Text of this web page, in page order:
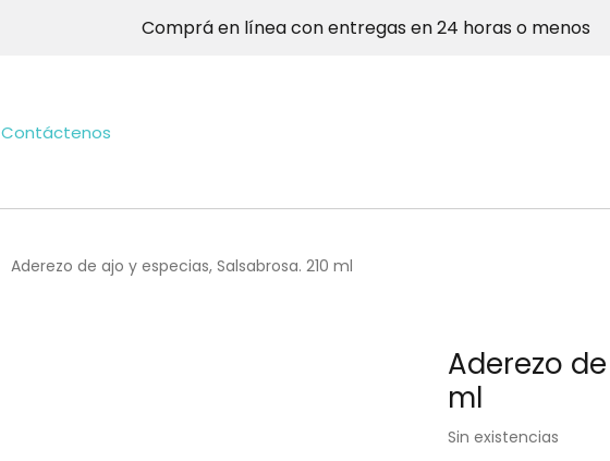
Comprá en línea con entregas en 24 horas o menos
Contáctenos
Aderezo de ajo y especias, Salsabrosa. 210 ml
Aderezo
ml
Sin existencias